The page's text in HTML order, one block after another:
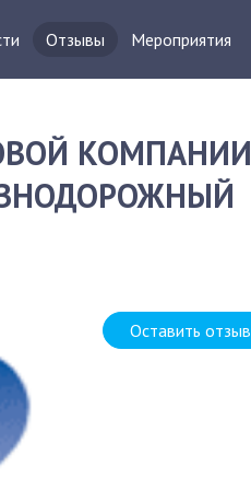
Отзывы Мероприятия
КОМПАНИИ
Оставить отзыв